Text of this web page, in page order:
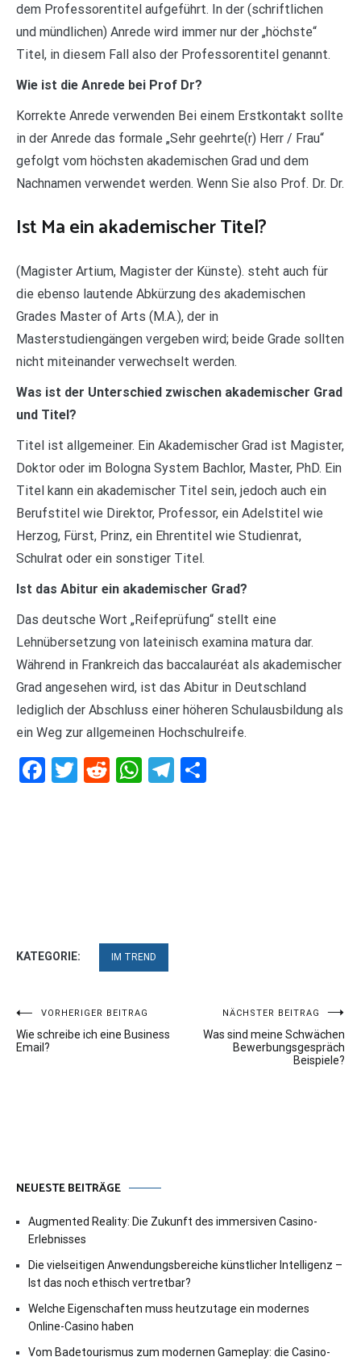
dem Professorentitel aufgeführt. In der (schriftlichen
und mündlichen) Anrede wird immer nur der „höchste“
Titel, in diesem Fall also der Professorentitel genannt.
Wie ist die Anrede bei Prof Dr?
Korrekte Anrede verwenden Bei einem Erstkontakt sollte
in der Anrede das formale „Sehr geehrte(r) Herr / Frau“
gefolgt vom höchsten akademischen Grad und dem
Nachnamen verwendet werden. Wenn Sie also Prof. Dr. Dr.
Ist Ma ein akademischer Titel?
(Magister Artium, Magister der Künste). steht auch für
die ebenso lautende Abkürzung des akademischen
Grades Master of Arts (M.A.), der in
Masterstudiengängen vergeben wird; beide Grade sollten
nicht miteinander verwechselt werden.
Was ist der Unterschied zwischen akademischer Grad
und Titel?
Titel ist allgemeiner. Ein Akademischer Grad ist Magister,
Doktor oder im Bologna System Bachlor, Master, PhD. Ein
Titel kann ein akademischer Titel sein, jedoch auch ein
Berufstitel wie Direktor, Professor, ein Adelstitel wie
Herzog, Fürst, Prinz, ein Ehrentitel wie Studienrat,
Schulrat oder ein sonstiger Titel.
Ist das Abitur ein akademischer Grad?
Das deutsche Wort „Reifeprüfung“ stellt eine
Lehnübersetzung von lateinisch examina matura dar.
Während in Frankreich das baccalauréat als akademischer
Grad angesehen wird, ist das Abitur in Deutschland
lediglich der Abschluss einer höheren Schulausbildung als
ein Weg zur allgemeinen Hochschulreife.
Facebook
Twitter
RedditWhatsApp
Telegram
KATEGORIE: IM TREND
Beitragsnavigation
VORHERIGER BEITRAG
Wie schreibe ich eine Business
Email?
NÄCHSTER BEITRAG
Was sind meine Schwächen
Bewerbungsgespräch
Beispiele?
NEUESTE BEITRÄGE
Augmented Reality: Die Zukunft des immersiven Casino-
Erlebnisses
Die vielseitigen Anwendungsbereiche künstlicher Intelligenz –
Ist das noch ethisch vertretbar?
Welche Eigenschaften muss heutzutage ein modernes
Online-Casino haben
Vom Badetourismus zum modernen Gameplay: die Casino-